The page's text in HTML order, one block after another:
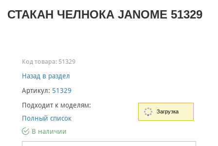
СТАКАН ЧЕЛНОКА JANOME 51329
Код товара: 51329
Назад в раздел
Артикул: 51329
Подходит к моделям:
Полный список
В наличии
Загрузка